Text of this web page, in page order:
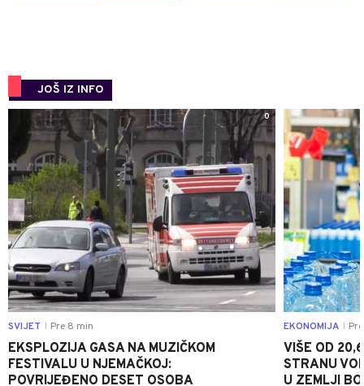
JOŠ IZ INFO
0
SVIJET Pre 8 min
EKSPLOZIJA GASA NA MUZIČKOM
FESTIVALU U NJEMAČKOJ:
POVRIJEĐENO DESET OSOBA
EKONOMIJA
VIŠE OD
STRANU
U ZEMLJI